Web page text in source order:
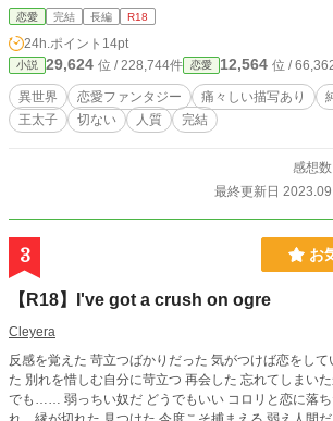
子等から温かく迎え入れられ何事もなく平穏に過ごし
の末、間も無く和平条約が結ばれるーー筈だった。そ
あるブランシェの訃報が届き事態は急変する。ブラン
王からの陵辱であり、その事に嘆いたブランシェは自
った。 これまで優しくしてくれていた第二王子のク
ように豹変し、妹の死を嘆き怒り、報復としてベルテ
の後、心身共に衰弱したベルティーユは、今は使われ
の処刑が決まった事を告げる。それから数日後の処刑
迎えに来たのは……冷酷非道と名高いブルマリウス国
恋愛 完結 長編 R18
24h.ポイント 14pt
小説 29,624 位 / 228,744件 恋愛 12,564 位 /
異世界 恋愛ファンタジー 痛々しい描写あり
王太子
切ない 人質 完結
感想
最終更新日
3 お
【R18】I've got a crush on ogre
Cleyera
反感を覚えた 苛立つばかりだった 気がつけば恋をし
た 別れを惜しむ自分に苛立つ 再会した 忘れてしまい
でも…… 弱っちい奴だ どうでもいい コロリと恋に落ちた 近づけねえ くそった